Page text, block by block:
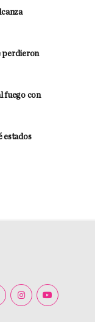
perdieron
fuego con
estados